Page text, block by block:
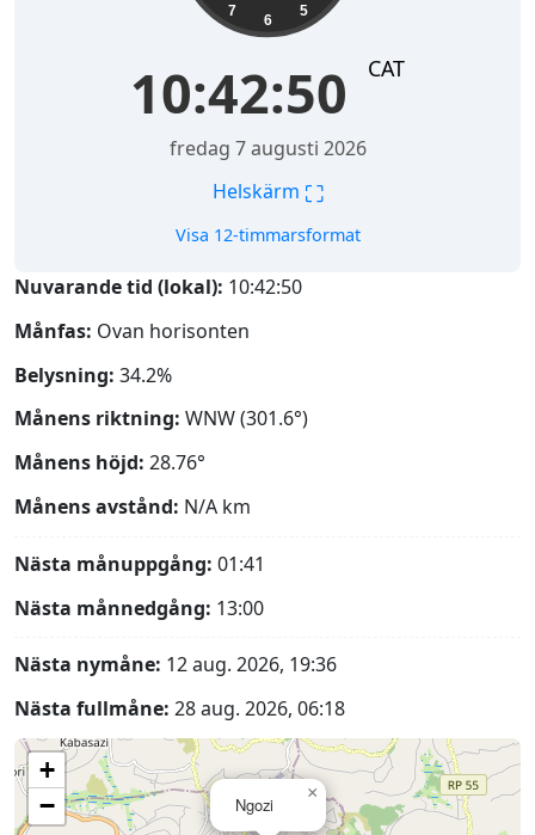
5
6
7
10:42:51 CAT
fredag 7 augusti 2026
Helskärm ⛶
Visa 12-timmarsformat
Nuvarande tid (lokal): 10:42:51
Månfas: Ovan horisonten
Belysning: 34.2%
Månens riktning: WNW (301.6°)
Månens höjd: 28.76°
Månens avstånd: N/A km
Nästa månuppgång: 01:41
Nästa månnedgång: 13:00
Nästa nymåne: 12 aug. 2026, 19:36
Nästa fullmåne: 28 aug. 2026, 06:18
Ngozi
×
+
−